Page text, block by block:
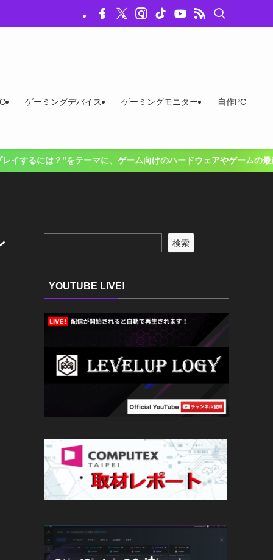
ゲーミングデバイス ゲーミングモニター 自作PC
、ゲーム向けのハードウェアやゲームの最新情報、お得な情報を
検索
YOUTUBE LIVE!